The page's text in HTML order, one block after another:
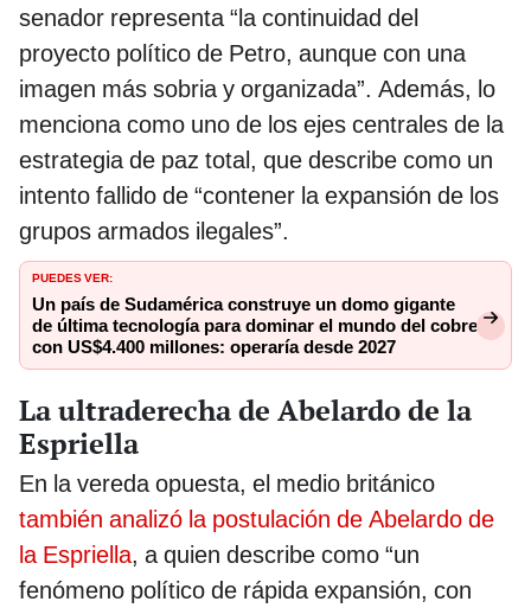
senador representa “la continuidad del
proyecto político de Petro, aunque con una
imagen más sobria y organizada”. Además, lo
menciona como uno de los ejes centrales de la
estrategia de paz total, que describe como un
intento fallido de “contener la expansión de los
grupos armados ilegales”.
PUEDES VER:
Un país de Sudamérica construye un domo gigante
de última tecnología para dominar el mundo del cobre
con US$4.400 millones: operaría desde 2027
La ultraderecha de Abelardo de la
Espriella
En la vereda opuesta, el medio británico
también analizó la postulación de Abelardo de
la Espriella, a quien describe como “un
fenómeno político de rápida expansión, con